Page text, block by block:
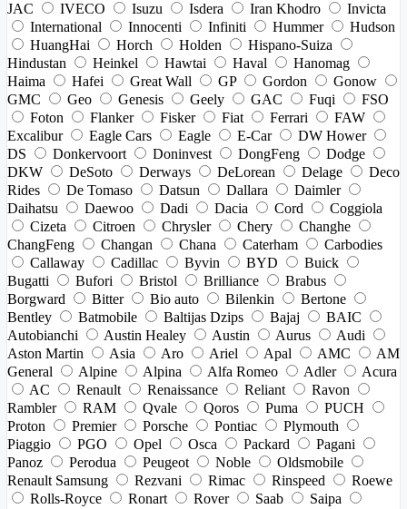
JAC
IVECO Isuzu Isdera Iran Khodro
Invicta
International
Innocenti Infiniti Hummer
Hudson
HuangHai
Horch Holden
Hispano-Suiza
Hindustan
Heinkel Hawtai Haval
Hanomag
Haima
Hafei Great Wall GP Gordon
Gonow
GMC
Geo Genesis Geely GAC Fuqi
FSO
Foton
Flanker Fisker Fiat Ferrari
FAW
Excalibur
Eagle Cars Eagle E-Car
DW Hower
DS
Donkervoort Doninvest DongFeng
Dodge
DKW
DeSoto Derways DeLorean Delage
Deco
Rides
De Tomaso Datsun Dallara
Daimler
Daihatsu
Daewoo Dadi Dacia Cord
Coggiola
Cizeta
Citroen Chrysler Chery
Changhe
ChangFeng
Changan Chana Caterham
Carbodies
Callaway
Cadillac Byvin BYD
Buick
Bugatti
Bufori Bristol Brilliance
Brabus
Borgward
Bitter Bio auto Bilenkin
Bertone
Bentley
Batmobile Baltijas Dzips Bajaj
BAIC
Autobianchi
Austin Healey Austin Aurus
Audi
Aston Martin
Asia Aro Ariel Apal AMC
AM
General
Alpine Alpina Alfa Romeo Adler
Acura
AC
Renault Renaissance Reliant
Ravon
Rambler
RAM Qvale Qoros Puma
PUCH
Proton
Premier Porsche Pontiac
Plymouth
Piaggio
PGO Opel Osca Packard
Pagani
Panoz
Perodua Peugeot Noble
Oldsmobile
Renault Samsung
Rezvani Rimac Rinspeed
Roewe
Rolls-Royce
Ronart Rover Saab
Saipa